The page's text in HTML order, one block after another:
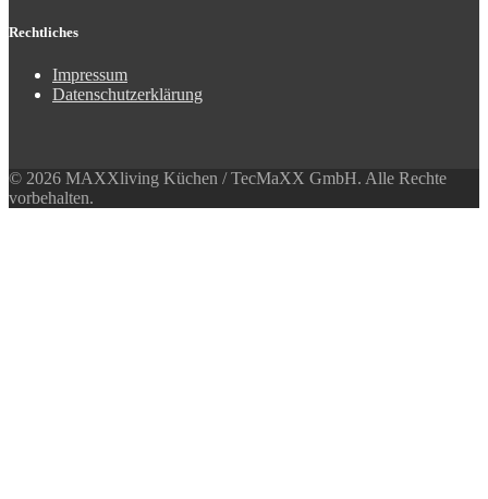
Rechtliches
Impressum
Datenschutzerklärung
© 2026 MAXXliving Küchen / TecMaXX GmbH. Alle Rechte
vorbehalten.